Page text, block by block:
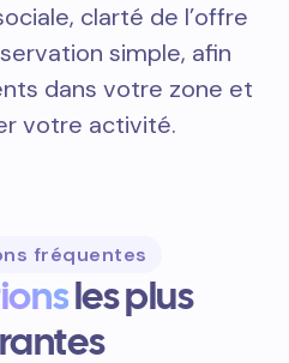
clarté de l’offre
simple, afin
dans votre zone et
votre activité.
fréquentes
les plus